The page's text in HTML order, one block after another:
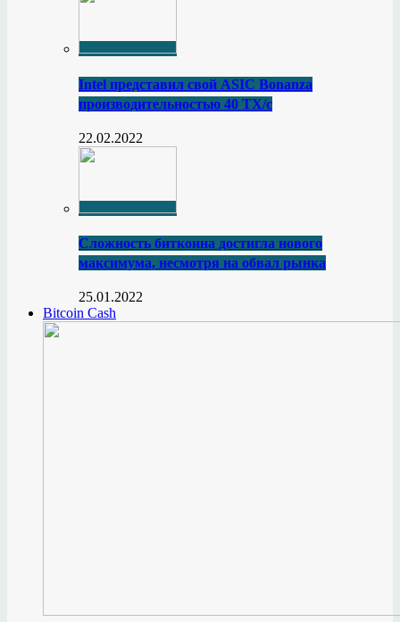
Intel представил свой ASIC Bonanza
производительностью 40 ТХ/с
22.02.2022
Сложность биткоина достигла нового
максимума, несмотря на обвал рынка
25.01.2022
Bitcoin Cash